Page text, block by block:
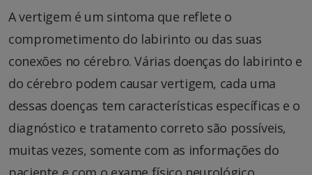
A vertigem é um sintoma que reflete o
comprometimento do labirinto ou das suas
conexões no cérebro. Várias doenças do labirinto e
do cérebro podem causar vertigem, cada uma
dessas doenças tem características específicas e o
diagnóstico e tratamento correto são possíveis,
muitas vezes, somente com as informações do